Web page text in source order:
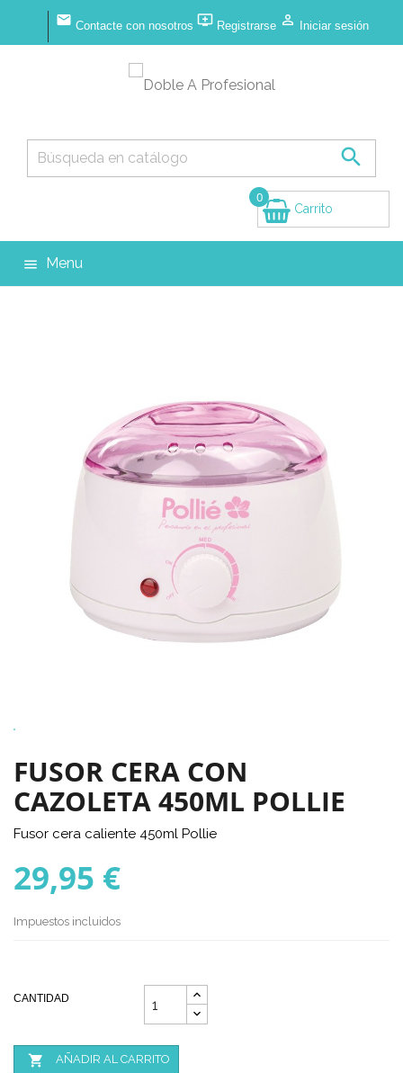
 Contacte con nosotros  Registrarse  Iniciar sesión

Carrito
0
 Menu
FUSOR CERA CON
CAZOLETA 450ML POLLIE
Fusor cera caliente 450ml Pollie
29,95 €
Impuestos incluidos
CANTIDAD
 AÑADIR AL CARRITO